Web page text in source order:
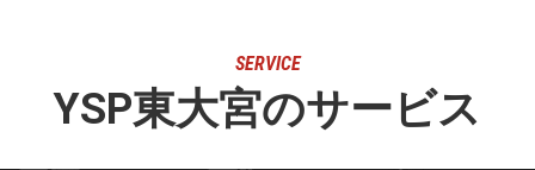
SERVICE
YSP東大宮のサービス